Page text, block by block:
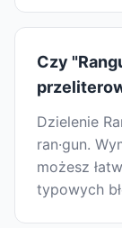
Czy
Dzielenie
ran·gun.
możesz
typowych